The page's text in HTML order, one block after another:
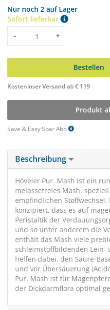
Nur noch 2 auf Lager
Sofort lieferbar
Menge
- +
Bestellen
Kostenloser Versand ab € 119
Produkt
Save & Easy Spar Abo
Beschreibung
Höveler Pur. Mash ist ein
melassefreies Mash,
empfindlichen Stoffwechsel.
konzipiert, dass es auf
Peristaltik der
und so unter anderem die
enthält das Mash viele
schleimstoffbildenden Lein-
helfen dabei, den Säure-
und vor Übersäuerung
Pur. Mash ist für
der Dickdarmflora optimal